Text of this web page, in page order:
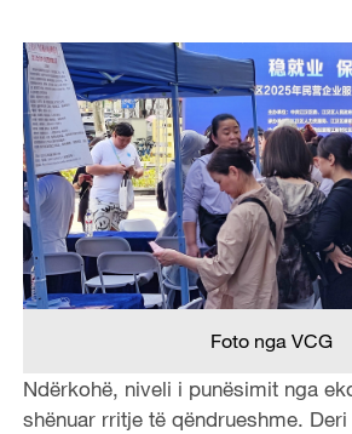
Foto nga VCG
Ndërkohë, niveli i punësimit nga
shënuar rritje të qëndrueshme.